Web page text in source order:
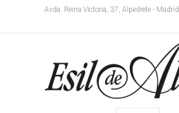
Avda. Reina Victoria, 37, Alpedrete - Madrid